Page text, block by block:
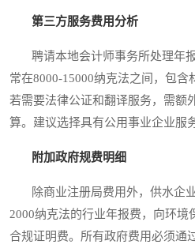
第三方服务费用分析
聘请本地会计师事务所处理年
常在8000-15000纳克法之间，包含
若需要法律公证和翻译服务，需额
算。建议选择具有公用事业企业服
附加政府规费明细
除商业注册局费用外，供水企
2000纳克法的行业年报费，向环境
合规证明费。所有政府费用必须通